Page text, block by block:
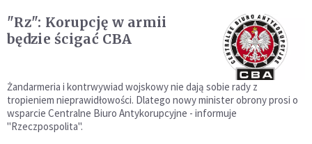
"Rz": Korupcję w armii
będzie ścigać CBA
Żandarmeria i kontrwywiad wojskowy nie dają sobie rady z
tropieniem nieprawidłowości. Dlatego nowy minister obrony prosi o
wsparcie Centralne Biuro Antykorupcyjne - informuje
"Rzeczpospolita".